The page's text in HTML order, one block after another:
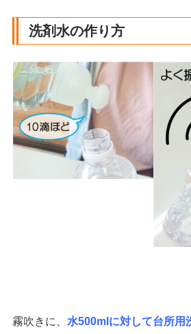
洗剤水の作り方
霧吹きに、水500mlに対して台所用